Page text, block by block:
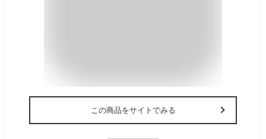
この商品をサイトでみる